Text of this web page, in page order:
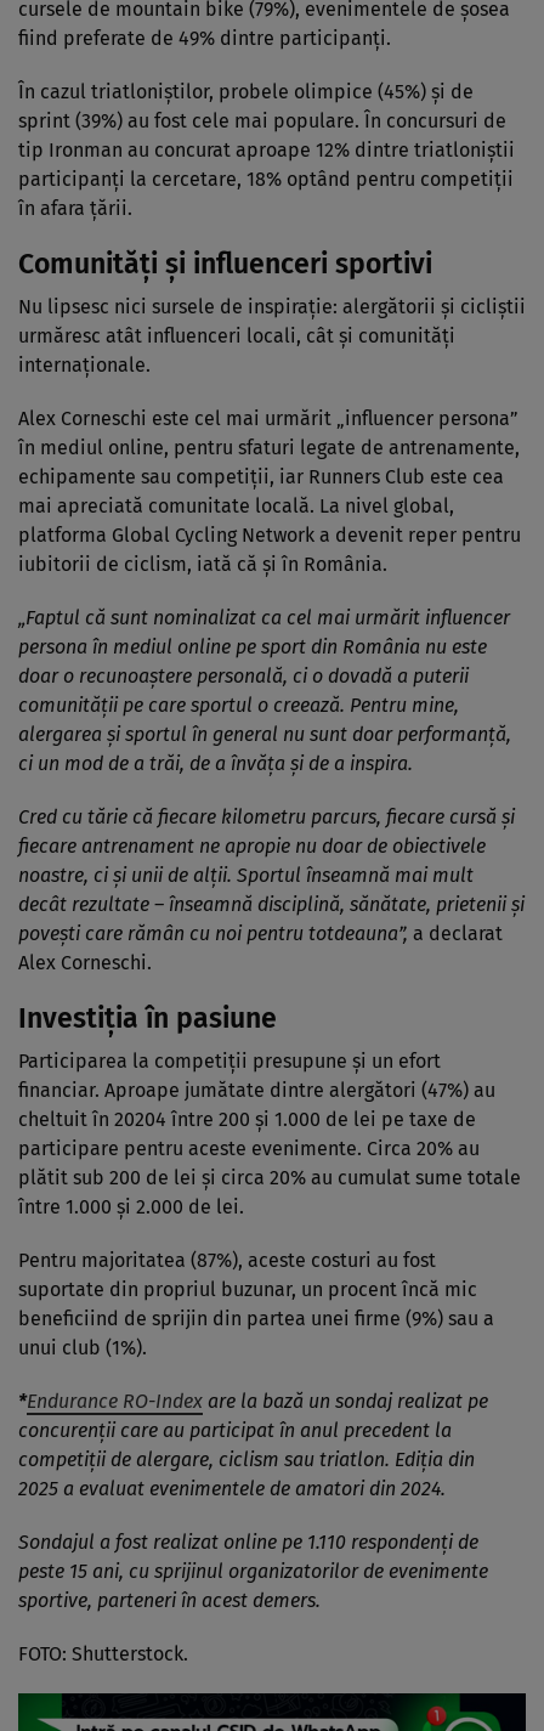
cursele de mountain bike (79%), evenimentele de șosea
fiind preferate de 49% dintre participanți.
În cazul triatloniștilor, probele olimpice (45%) și de
sprint (39%) au fost cele mai populare. În concursuri de
tip Ironman au concurat aproape 12% dintre triatloniștii
participanți la cercetare, 18% optând pentru competiții
în afara țării.
Comunități și influenceri sportivi
Nu lipsesc nici sursele de inspirație: alergătorii și cicliștii
urmăresc atât influenceri locali, cât și comunități
internaționale.
Alex Corneschi este cel mai urmărit „influencer persona”
în mediul online, pentru sfaturi legate de antrenamente,
echipamente sau competiții, iar Runners Club este cea
mai apreciată comunitate locală. La nivel global,
platforma Global Cycling Network a devenit reper pentru
iubitorii de ciclism, iată că și în România.
„Faptul că sunt nominalizat ca cel mai urmărit influencer
persona în mediul online pe sport din România nu este
doar o recunoaștere personală, ci o dovadă a puterii
comunității pe care sportul o creează. Pentru mine,
alergarea și sportul în general nu sunt doar performanță,
ci un mod de a trăi, de a învăța și de a inspira.
Cred cu tărie că fiecare kilometru parcurs, fiecare cursă și
fiecare antrenament ne apropie nu doar de obiectivele
noastre, ci și unii de alții. Sportul înseamnă mai mult
decât rezultate – înseamnă disciplină, sănătate, prietenii și
povești care rămân cu noi pentru totdeauna”, a declarat
Alex Corneschi.
Investiția în pasiune
Participarea la competiții presupune și un efort
financiar. Aproape jumătate dintre alergători (47%) au
cheltuit în 20204 între 200 și 1.000 de lei pe taxe de
participare pentru aceste evenimente. Circa 20% au
plătit sub 200 de lei și circa 20% au cumulat sume totale
între 1.000 și 2.000 de lei.
Pentru majoritatea (87%), aceste costuri au fost
suportate din propriul buzunar, un procent încă mic
beneficiind de sprijin din partea unei firme (9%) sau a
unui club (1%).
*Endurance RO-Index are la bază un sondaj realizat pe
concurenții care au participat în anul precedent la
competiții de alergare, ciclism sau triatlon. Ediția din
2025 a evaluat evenimentele de amatori din 2024.
Sondajul a fost realizat online pe 1.110 respondenți de
peste 15 ani, cu sprijinul organizatorilor de evenimente
sportive, parteneri în acest demers.
FOTO: Shutterstock.